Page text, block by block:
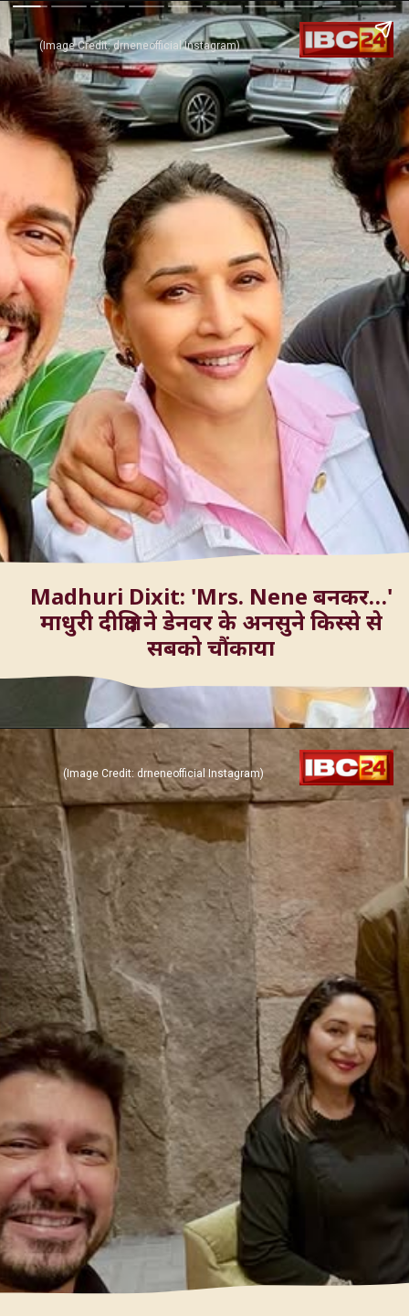
(Image Credit: drneneofficial Instagram)
Madhuri Dixit: 'Mrs. Nene बनकर…'
माधुरी दीक्षित ने डेनवर के अनसुने किस्से से
सबको चौंकाया
(Image Credit: drneneofficial Instagram)